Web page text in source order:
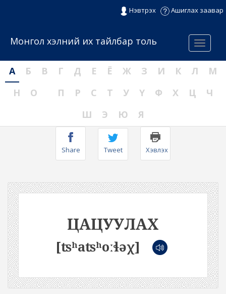
Нэвтрэх Ашиглах заавар
Menu
Монгол хэлний их тайлбар толь
А Б В Г Д Е Ё Ж З И К Л
М
Н
О П Р С Т У Ү Ф Х Ц
Ч
Ш
Э Ю Я
Share Tweet Хэвлэх
ЦАЦУУЛАХ
[ʦʰaʦʰoːɬəχ]